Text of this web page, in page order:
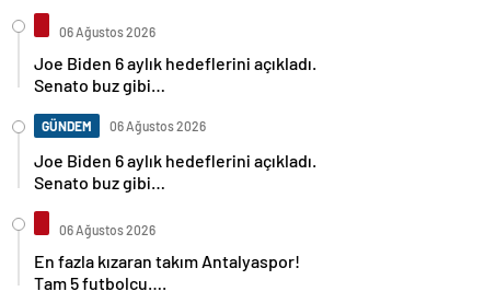
06 Ağustos 2026
Joe Biden 6 aylık hedeflerini açıkladı.
Senato buz gibi…
GÜNDEM 06 Ağustos 2026
Joe Biden 6 aylık hedeflerini açıkladı.
Senato buz gibi…
06 Ağustos 2026
En fazla kızaran takım Antalyaspor!
Tam 5 futbolcu….